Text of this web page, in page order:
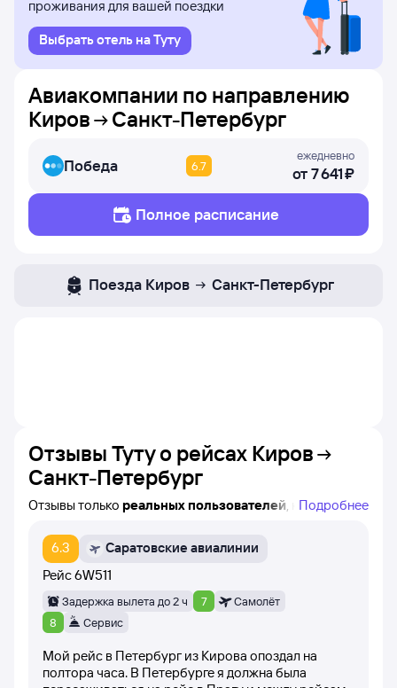
проживания для вашей поездки
Выбрать отель на Туту
Авиакомпании по направлению
Киров
Санкт-Петербург
Победа 6.7
ежедневно
от7 ⁠641 ⁠₽
Полное расписание
Поезда Киров Санкт-Петербург
Отзывы Туту о рейсах Киров
Санкт-Петербург
Отзывы только реальных пользователей, которые
на Туту!
Вы можете увидеть авиакомпанию, время вылета
и название конкретного рейса, а также дату написания
При написании отзывов пользователи оценивают рейс
вежливость стюардесс, питание на борту самолёта).
Подробнее
6.3
Саратовские авиалинии
Рейс6W511
Задержка вылета до 2 ч 7
Самолёт
8
Сервис
Мой рейс в Петербург из Кирова опоздал на
полтора часа. В Петербурге я должна была